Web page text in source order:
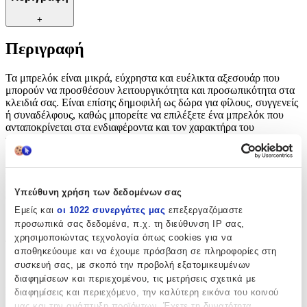
Υπεύθυνη χρήση των δεδομένων σας
Εμείς και οι 1022 συνεργάτες μας επεξεργαζόμαστε
προσωπικά σας δεδομένα, π.χ. τη διεύθυνση IP σας,
χρησιμοποιώντας τεχνολογία όπως cookies για να
αποθηκεύουμε και να έχουμε πρόσβαση σε πληροφορίες στη
συσκευή σας, με σκοπό την προβολή εξατομικευμένων
διαφημίσεων και περιεχομένου, τις μετρήσεις σχετικά με
διαφημίσεις και περιεχόμενο, την καλύτερη εικόνα του κοινού
+
Περιγραφή
Τα μπρελόκ είναι μικρά, εύχρηστα και ευέλικτα αξεσουάρ που
μπορούν να προσθέσουν λειτουργικότητα και προσωπικότητα στα
κλειδιά σας. Είναι επίσης δημοφιλή ως δώρα για φίλους, συγγενείς
ή συναδέλφους, καθώς μπορείτε να επιλέξετε ένα μπρελόκ που
ανταποκρίνεται στα ενδιαφέροντα και τον χαρακτήρα του
παραλήπτη.
Χαρακτηριστικά
Θέμα:
Αυτοκίνητα
Τύπος:
Μπρελόκ
Κατασκευαστής: